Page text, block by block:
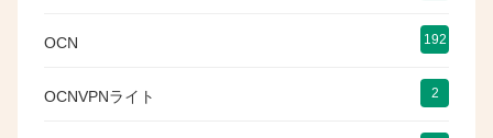
OCN 192
OCNVPNライト 2